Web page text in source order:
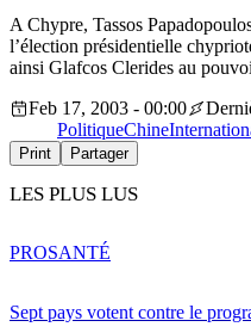
A Chypre, Tassos
l’élection présidentielle
ainsi Glafcos Clerides au
Feb 17, 2003 - 00:00
PolitiqueChine
Print Partager
LES PLUS LUS
Sept pays votent contre le
PROSANTÉ